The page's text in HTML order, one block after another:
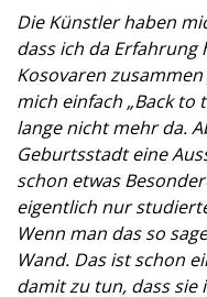
Die Künstler haben
dass ich da Erfahrung
Kosovaren
mich einfach „Back to
lange nicht mehr da.
Geburtsstadt eine
schon etwas
eigentlich nur
Wenn man das so
Wand. Das ist schon
damit zu tun, dass sie